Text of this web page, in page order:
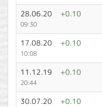
28.06.20
09:30
+0.10
17.08.20
10:08
+0.10
11.12.19
20:44
+0.10
30.07.20 +0.10